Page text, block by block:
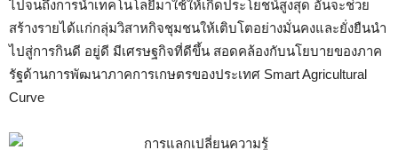
ไปจนถึงการนำเทคโนโลยีมาใช้ให้เกิดประโยชน์สูงสุด อันจะช่วย
สร้างรายได้แก่กลุ่มวิสาหกิจชุมชนให้เติบโตอย่างมั่นคงและยั่งยืนนำ
ไปสู่การกินดี อยู่ดี มีเศรษฐกิจที่ดีขึ้น สอดคล้องกับนโยบายของภาค
รัฐด้านการพัฒนาภาคการเกษตรของประเทศ Smart Agricultural
Curve